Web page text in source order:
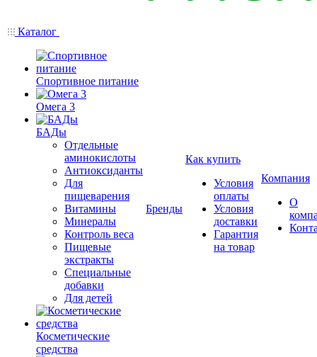
Каталог
Спортивное питание
Омега 3
БАДы
Отдельные
аминокислоты
Антиоксиданты
Для
пищеварения
Витамины
Минералы
Контроль веса
Пищевые
экстракты
Специальные
добавки
Для детей
Косметические
средства
Бренды
Как купить
Условия
оплаты
Условия
доставки
Гарантия
на товар
Компания
О